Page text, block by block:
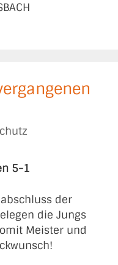
5-1
der
die Jungs
Meister und